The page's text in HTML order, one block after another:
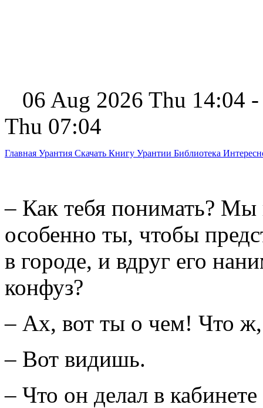
06 Aug 2026 Thu 14:04
Thu 07:04
Главная Урантия Скачать Книгу Урантии Библиотека
– Как тебя понимать? Мы
особенно ты, чтобы
в городе, и вдруг его
конфуз?
– Ах, вот ты о чем! Что
– Вот видишь.
– Что он делал в